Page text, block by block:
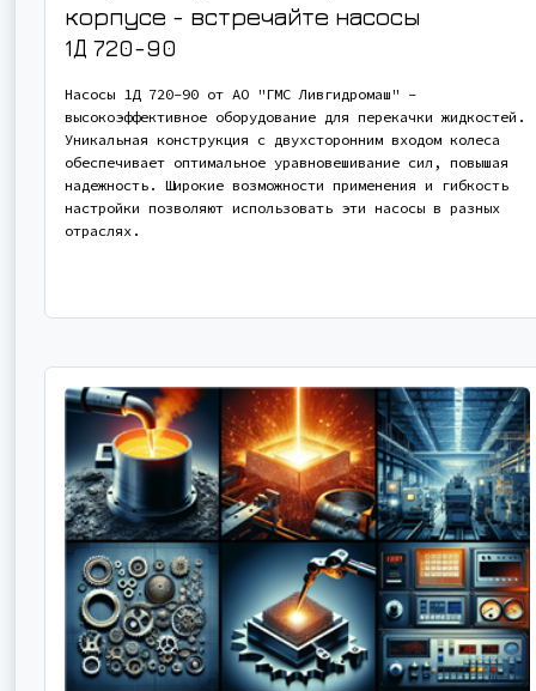
корпусе - встречайте насосы
1Д 720-90
Насосы 1Д 720-90 от АО "ГМС Ливгидромаш" -
высокоэффективное оборудование для перекачки жидкостей.
Уникальная конструкция с двухсторонним входом колеса
обеспечивает оптимальное уравновешивание сил, повышая
надежность. Широкие возможности применения и гибкость
настройки позволяют использовать эти насосы в разных
отраслях.